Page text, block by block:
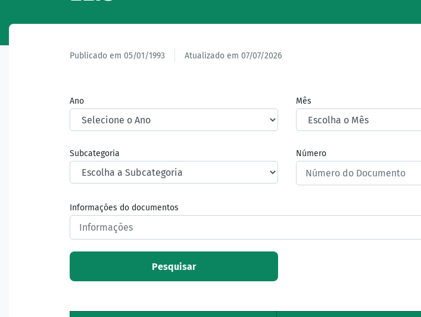
Publicado em 05/01/1993 Atualizado em 07/07/2026
Ano Mês
Subcategoria Número
Informações do documentos
Pesquisar